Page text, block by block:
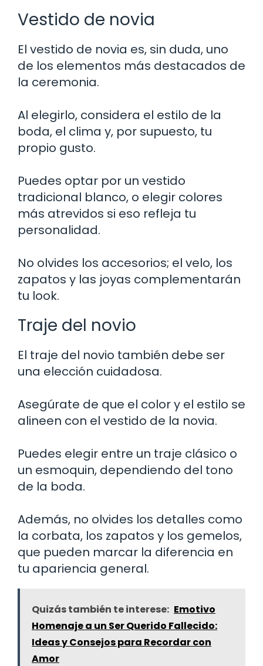
Vestido de novia
El vestido de novia es, sin duda, uno
de los elementos más destacados de
la ceremonia.
Al elegirlo, considera el estilo de la
boda, el clima y, por supuesto, tu
propio gusto.
Puedes optar por un vestido
tradicional blanco, o elegir colores
más atrevidos si eso refleja tu
personalidad.
No olvides los accesorios; el velo, los
zapatos y las joyas complementarán
tu look.
Traje del novio
El traje del novio también debe ser
una elección cuidadosa.
Asegúrate de que el color y el estilo se
alineen con el vestido de la novia.
Puedes elegir entre un traje clásico o
un esmoquin, dependiendo del tono
de la boda.
Además, no olvides los detalles como
la corbata, los zapatos y los gemelos,
que pueden marcar la diferencia en
tu apariencia general.
Quizás también te interese: Emotivo
Homenaje a un Ser Querido Fallecido:
Ideas y Consejos para Recordar con
Amor